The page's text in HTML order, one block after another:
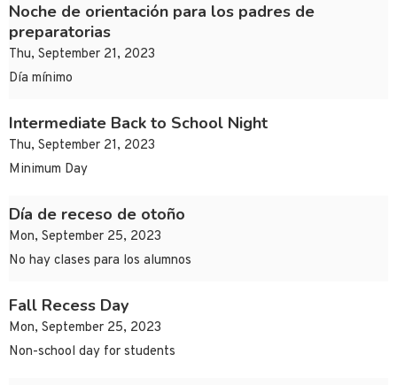
Noche de orientación para los padres de
preparatorias
Thu, September 21, 2023
Día mínimo
Intermediate Back to School Night
Thu, September 21, 2023
Minimum Day
Día de receso de otoño
Mon, September 25, 2023
No hay clases para los alumnos
Fall Recess Day
Mon, September 25, 2023
Non-school day for students